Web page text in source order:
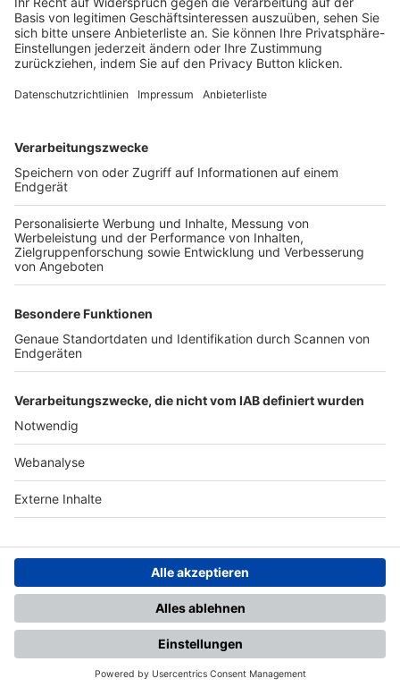
Login SpielPlus
FOLGE DEM BFV
TOP-VEREINE
TOP-PARTNER
Nutzungsbedingungen Datenschutz Impressum